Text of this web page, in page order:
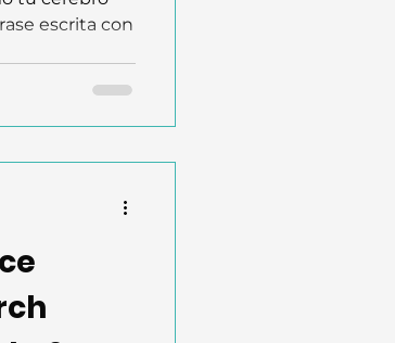
escrita con